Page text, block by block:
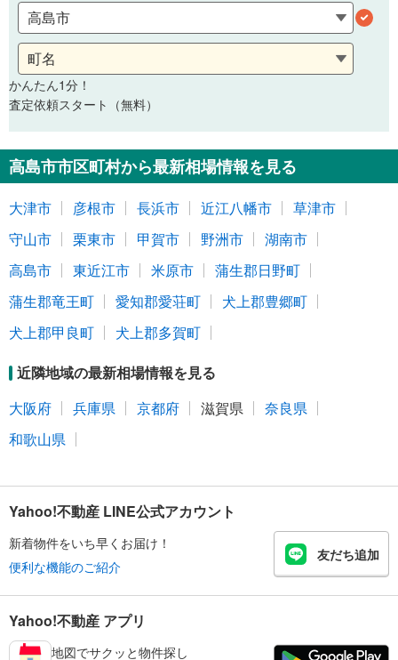
かんたん1分！
査定依頼スタート（無料）
高島市市区町村から最新相場情報を見る
大津市 彦根市 長浜市 近江八幡市
草津市
守山市
栗東市 甲賀市 野洲市
湖南市
高島市
東近江市 米原市
蒲生郡日野町
蒲生郡竜王町
愛知郡愛荘町
犬上郡豊郷町
犬上郡甲良町
犬上郡多賀町
近隣地域の最新相場情報を見る
大阪府
兵庫県 京都府 滋賀県
奈良県
和歌山県
Yahoo!不動産 LINE公式アカウント
新着物件をいち早くお届け！
便利な機能のご紹介
友だち追加
Yahoo!不動産 アプリ
地図でサクッと物件探し